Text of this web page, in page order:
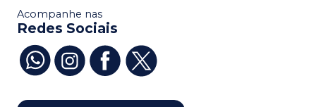
Acompanhe nas
Redes Sociais